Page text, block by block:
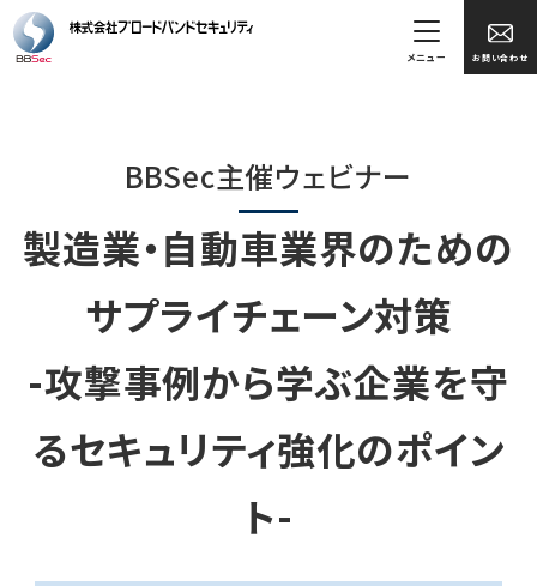
お問い合わせ
メニュー
BBSec主催ウェビナー
製造業・自動車業界のための
サプライチェーン対策
-攻撃事例から学ぶ企業を守
るセキュリティ強化のポイン
ト-